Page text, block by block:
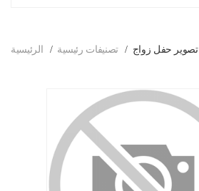
الرئيسية تصنيفات رئيسية تصوير حفل زواج